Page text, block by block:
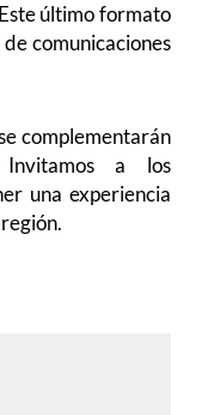
último formato
comunicaciones
complementarán
Invitamos a los
una experiencia